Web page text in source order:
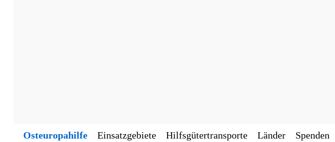
Osteuropahilfe Einsatzgebiete Hilfsgütertransporte Länder Spenden